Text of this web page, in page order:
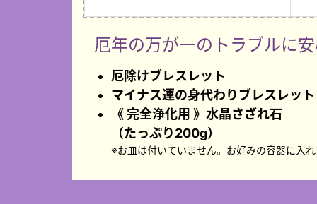
厄年の万が一のトラブルに
厄除けブレスレット
マイナス運の身代わりブレスレット
《 完全浄化用 》水晶さざれ石
（たっぷり200g）
※お皿は付いていません。 お好みの容器に入